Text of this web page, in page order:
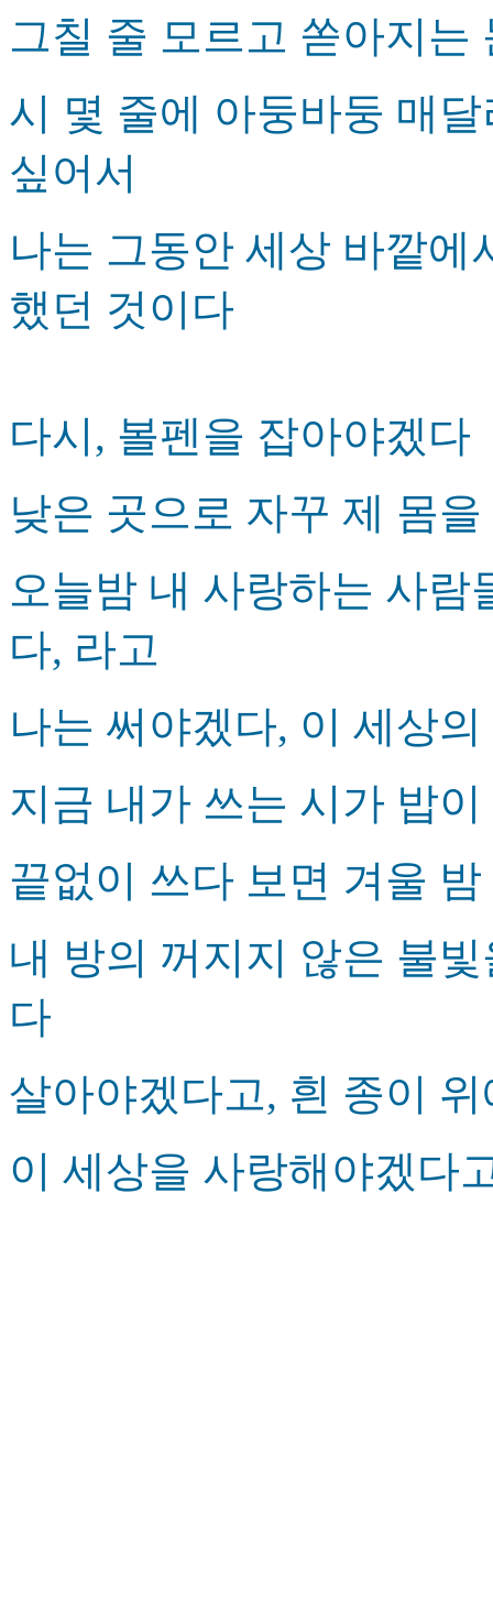
그칠 줄 모르고 쏟아지는
시 몇 줄에 아둥바둥 매
싶어서
나는 그동안 세상 바깥
했던 것이다
다시, 볼펜을 잡아야겠다
낮은 곳으로 자꾸 제 몸
오늘밤 내 사랑하는 사람
다, 라고
나는 써야겠다, 이 세상
지금 내가 쓰는 시가 밥
끝없이 쓰다 보면 겨울
내 방의 꺼지지 않은 불
다
살아야겠다고, 흰 종이
이 세상을 사랑해야겠다